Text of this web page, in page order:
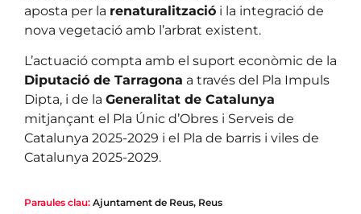
aposta per la renaturalització i la integració de
nova vegetació amb l’arbrat existent.
L’actuació compta amb el suport econòmic de la
Diputació de Tarragona a través del Pla Impuls
Dipta, i de la Generalitat de Catalunya
mitjançant el Pla Únic d’Obres i Serveis de
Catalunya 2025-2029 i el Pla de barris i viles de
Catalunya 2025-2029.
Paraules clau: Ajuntament de Reus, Reus